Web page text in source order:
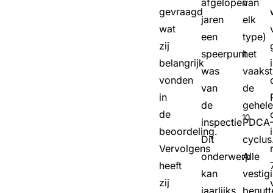
gevraagd
wat
zij
belangrijk
vonden
in
de
beoordeling.
Vervolgens
heeft
zij
afgelopen
jaren
een
speerpunt
was
van
de
inspectie10.
Dit
onderwerp
kan
van
elk
type)
het
vaakst
de
gehele
Alle